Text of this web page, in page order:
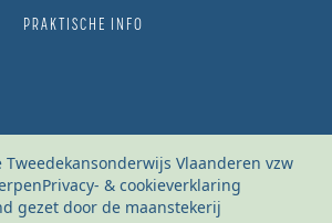
PRAKTISCHE INFO
Vlaanderen vzw
Privacy- & cookieverklaring
gezet door de maanstekerij